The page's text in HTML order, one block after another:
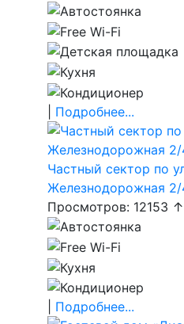
Подробнее...
Частный сектор по
Железнодорожная
Просмотров: 12153 ↑
Подробнее...